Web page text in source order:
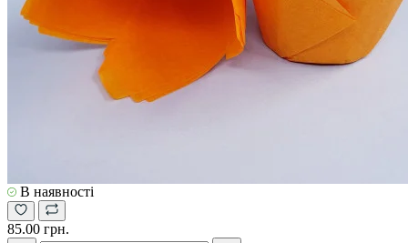
В наявності
85.00 грн.